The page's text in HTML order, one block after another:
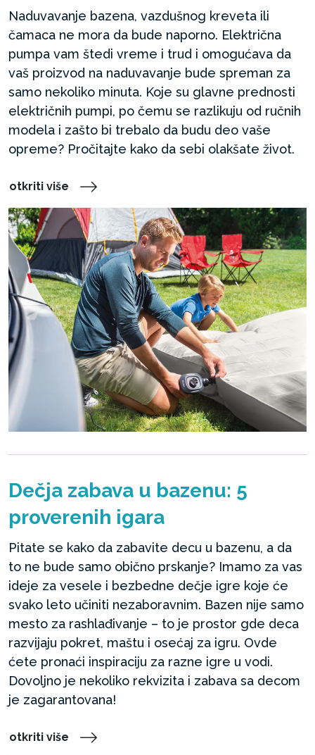
Naduvavanje bazena, vazdušnog kreveta ili
čamaca ne mora da bude naporno. Električna
pumpa vam štedi vreme i trud i omogućava da
vaš proizvod na naduvavanje bude spreman za
samo nekoliko minuta. Koje su glavne prednosti
električnih pumpi, po čemu se razlikuju od ručnih
modela i zašto bi trebalo da budu deo vaše
opreme? Pročitajte kako da sebi olakšate život.
otkriti više
Dečja zabava u bazenu: 5
proverenih igara
Pitate se kako da zabavite decu u bazenu, a da
to ne bude samo obično prskanje? Imamo za vas
ideje za vesele i bezbedne dečje igre koje će
svako leto učiniti nezaboravnim. Bazen nije samo
mesto za rashlađivanje – to je prostor gde deca
razvijaju pokret, maštu i osećaj za igru. Ovde
ćete pronaći inspiraciju za razne igre u vodi.
Dovoljno je nekoliko rekvizita i zabava sa decom
je zagarantovana!
otkriti više